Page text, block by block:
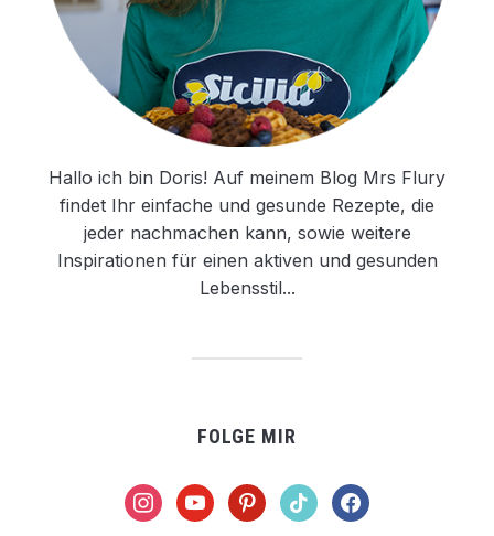
Hallo ich bin Doris! Auf meinem Blog Mrs Flury
findet Ihr einfache und gesunde Rezepte, die
jeder nachmachen kann, sowie weitere
Inspirationen für einen aktiven und gesunden
Lebensstil...
FOLGE MIR
instagramyoutubepinteresttiktok facebook